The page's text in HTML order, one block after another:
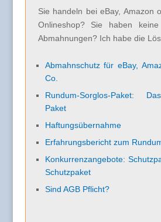
Sie handeln bei eBay, Amazon
Onlineshop? Sie haben
Abmahnungen? Ich habe die
Abmahnschutz für eBay,
Co.
Rundum-Sorglos-Paket:
Paket
Haftungsübernahme
Erfahrungsbericht zum
Konkurrenzangebote:
Schutzpaket
Sind AGB Pflicht?